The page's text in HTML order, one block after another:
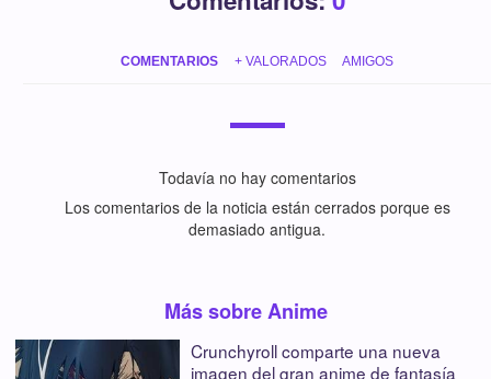
COMENTARIOS + VALORADOS AMIGOS
Todavía no hay comentarios
Los comentarios de la noticia están cerrados porque es
demasiado antigua.
Más sobre Anime
Crunchyroll comparte una nueva
imagen del gran anime de fantasía